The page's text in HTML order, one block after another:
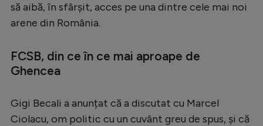
Serie A
Bundesliga
EURO 2024
să aibă, în sfârșit, acces pe una dintre cele mai noi
arene din România.
FCSB, din ce în ce mai aproape de
Ghencea
Gigi Becali a anunțat că a discutat cu Marcel
Ciolacu, om politic cu un cuvânt greu de spus, și că